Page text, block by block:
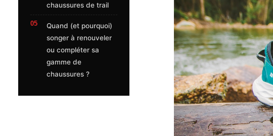
chaussures de trail
Quand (et pourquoi)
songer à renouveler
ou compléter sa
gamme de
chaussures ?